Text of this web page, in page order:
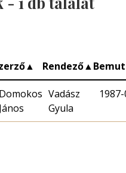
▲ Rendező▲
Domokos
János
Vadász
Gyula